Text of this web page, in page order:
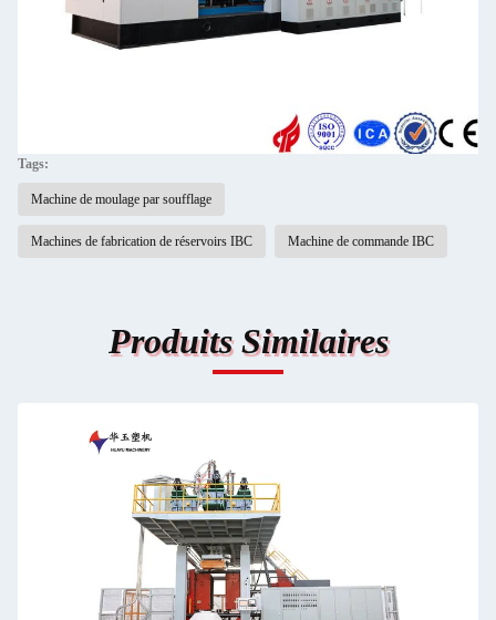
Tags:
Machine de moulage par soufflage
Machines de fabrication de réservoirs IBC Machine de commande IBC
Produits Similaires